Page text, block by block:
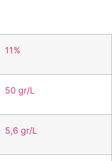
11%
50 gr/L
5,6 gr/L